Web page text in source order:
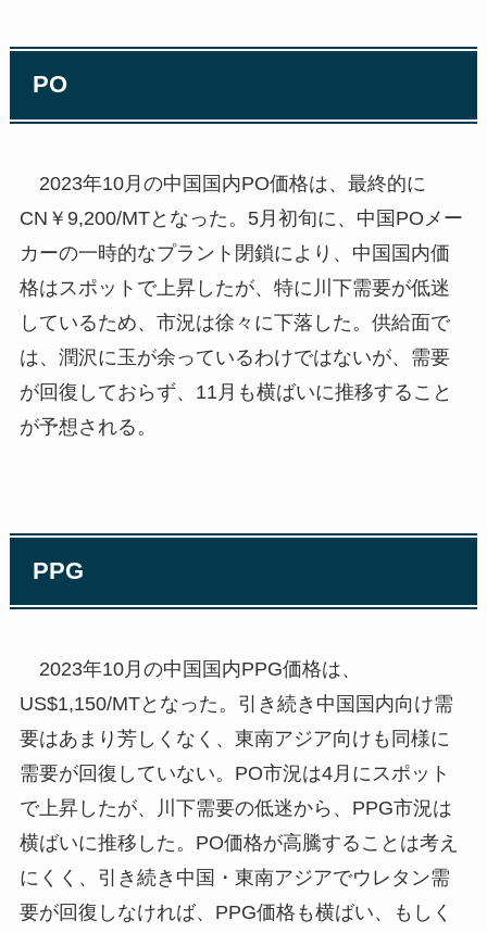
PO
2023年10月の中国国内PO価格は、最終的に
CN￥9,200/MTとなった。5月初旬に、中国POメー
カーの一時的なプラント閉鎖により、中国国内価
格はスポットで上昇したが、特に川下需要が低迷
しているため、市況は徐々に下落した。供給面で
は、潤沢に玉が余っているわけではないが、需要
が回復しておらず、11月も横ばいに推移すること
が予想される。
PPG
2023年10月の中国国内PPG価格は、
US$1,150/MTとなった。引き続き中国国内向け需
要はあまり芳しくなく、東南アジア向けも同様に
需要が回復していない。PO市況は4月にスポット
で上昇したが、川下需要の低迷から、PPG市況は
横ばいに推移した。PO価格が高騰することは考え
にくく、引き続き中国・東南アジアでウレタン需
要が回復しなければ、PPG価格も横ばい、もしく